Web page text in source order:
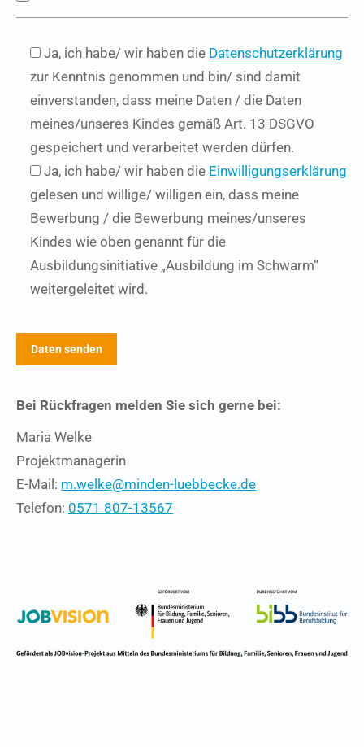
Ja, ich habe/ wir haben die Datenschutzerklärung
zur Kenntnis genommen und bin/ sind damit
einverstanden, dass meine Daten / die Daten
meines/unseres Kindes gemäß Art. 13 DSGVO
gespeichert und verarbeitet werden dürfen.
Ja, ich habe/ wir haben die Einwilligungserklärung
gelesen und willige/ willigen ein, dass meine
Bewerbung / die Bewerbung meines/unseres
Kindes wie oben genannt für die
Ausbildungsinitiative „Ausbildung im Schwarm“
weitergeleitet wird.
Bei Rückfragen melden Sie sich gerne bei:
Maria Welke
Projektmanagerin
E-Mail: m.welke@minden-luebbecke.de
Telefon: 0571 807-13567